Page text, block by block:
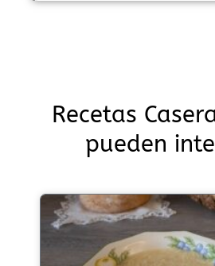
Recetas
pueden